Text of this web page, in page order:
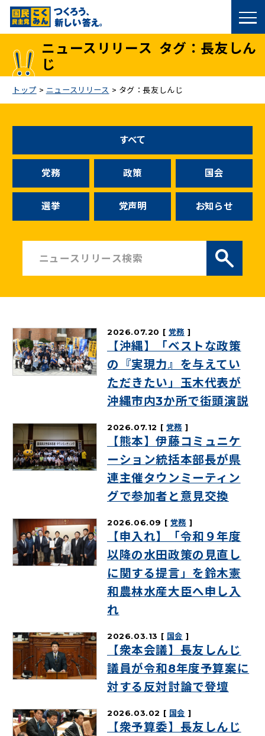
国民民主党トップ
政策
お問い合わせ
ニュースリリース
こくみんうさぎの部屋
参加・サポート
（新しいタブで開く）
（新しいタブで開く）
こくみんオンラインスクール（新しいタブで開く）
国民民主党学生部 （新しいタブで開く）
二次創作ガイドライン（新しいタブで開く）
プライバシーポリシー
特定商取引法に基づく表記
ニュースリリース タグ：長友しん
じ
トップ > ニュースリリース > タグ：長友しんじ
すべて
党務 政策 国会
選挙 党声明 お知らせ
2026.07.20 党務
【沖縄】「ベストな政策
の『実現力』を与えてい
ただきたい」玉木代表が
沖縄市内3か所で街頭演説
2026.07.12 党務
【熊本】伊藤コミュニケ
ーション統括本部長が県
連主催タウンミーティン
グで参加者と意見交換
2026.06.09 党務
【申入れ】「令和９年度
以降の水田政策の見直し
に関する提言」を鈴木憲
和農林水産大臣へ申し入
れ
2026.03.13 国会
【衆本会議】長友しんじ
議員が令和8年度予算案に
対する反対討論で登壇
2026.03.02 国会
【衆予算委】長友しんじ